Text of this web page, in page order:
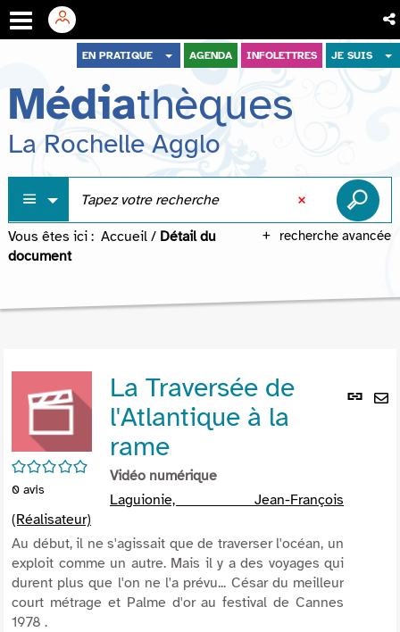
menu
contenu
recherche
EN PRATIQUE AGENDA INFOLETTRES JE SUIS
Médiathèques
La Rochelle Agglo
recherche avancée
Vous êtes ici : Accueil / Détail du
document
Lien
/5
0 avis
La Traversée de
l'Atlantique à la
rame
Vidéo numérique
Laguionie, Jean-François
(Réalisateur)
Au début, il ne s'agissait que de traverser l'océan, un
exploit comme un autre. Mais il y a des voyages qui
durent plus que l'on ne l'a prévu... César du meilleur
court métrage et Palme d'or au festival de Cannes
1978 .